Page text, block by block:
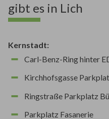
gibt es in Lich
Kernstadt:
Carl-Benz-Ring hinter
Kirchhofsgasse
Ringstraße Parkplatz
Parkplatz Fasanerie